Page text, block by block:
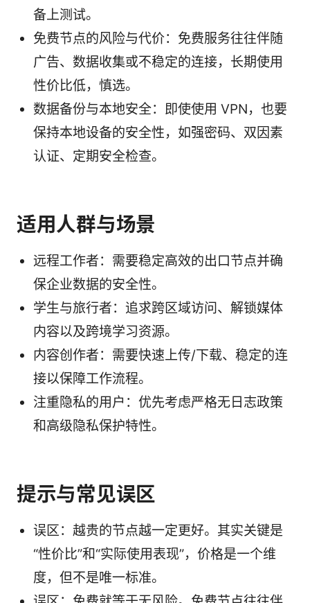
备上测试。
免费节点的风险与代价：免费服务往往伴随
广告、数据收集或不稳定的连接，长期使用
性价比低，慎选。
数据备份与本地安全：即使使用 VPN，也要
保持本地设备的安全性，如强密码、双因素
认证、定期安全检查。
适用人群与场景
远程工作者：需要稳定高效的出口节点并确
保企业数据的安全性。
学生与旅行者：追求跨区域访问、解锁媒体
内容以及跨境学习资源。
内容创作者：需要快速上传/下载、稳定的连
接以保障工作流程。
注重隐私的用户：优先考虑严格无日志政策
和高级隐私保护特性。
提示与常见误区
误区：越贵的节点越一定更好。其实关键是
“性价比”和“实际使用表现”，价格是一个维
度，但不是唯一标准。